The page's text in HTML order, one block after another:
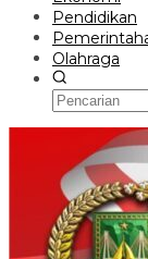
Pendidikan
Olahraga